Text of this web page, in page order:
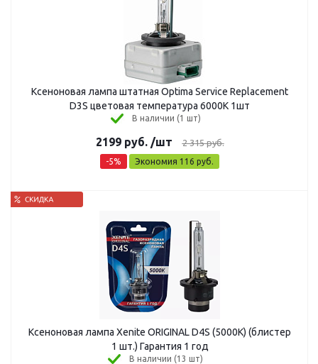
Ксеноновая лампа штатная Optima Service Replacement
D3S цветовая температура 6000К 1шт
В наличии (1 шт)
2199руб. /шт 2 315руб.
-5% Экономия 116 руб.
Ксеноновая лампа Xenite ORIGINAL D4S (5000K) (блистер
1 шт.) Гарантия 1 год
В наличии (13 шт)